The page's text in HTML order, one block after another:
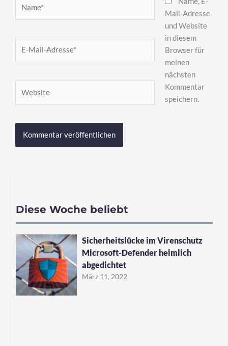
Mail-Adresse
und Website
in diesem
Browser für
meinen
nächsten
Kommentar
speichern.
Diese Woche beliebt
Sicherheitslücke im Virenschutz
Microsoft-Defender heimlich
abgedichtet
März 11, 2022